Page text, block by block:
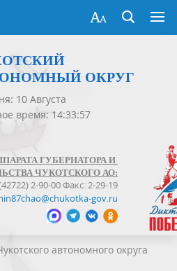
ОКРУГ
10 Августа
время: 14:33:58
ГУБЕРНАТОРА И
ЧУКОТСКОГО АО:
2-90-00 Факс: 2-29-19
gov.ru
автономного округа